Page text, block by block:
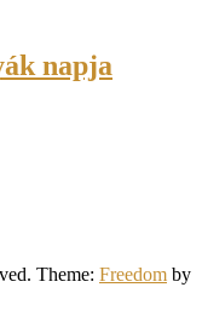
napja
Theme: Freedom by